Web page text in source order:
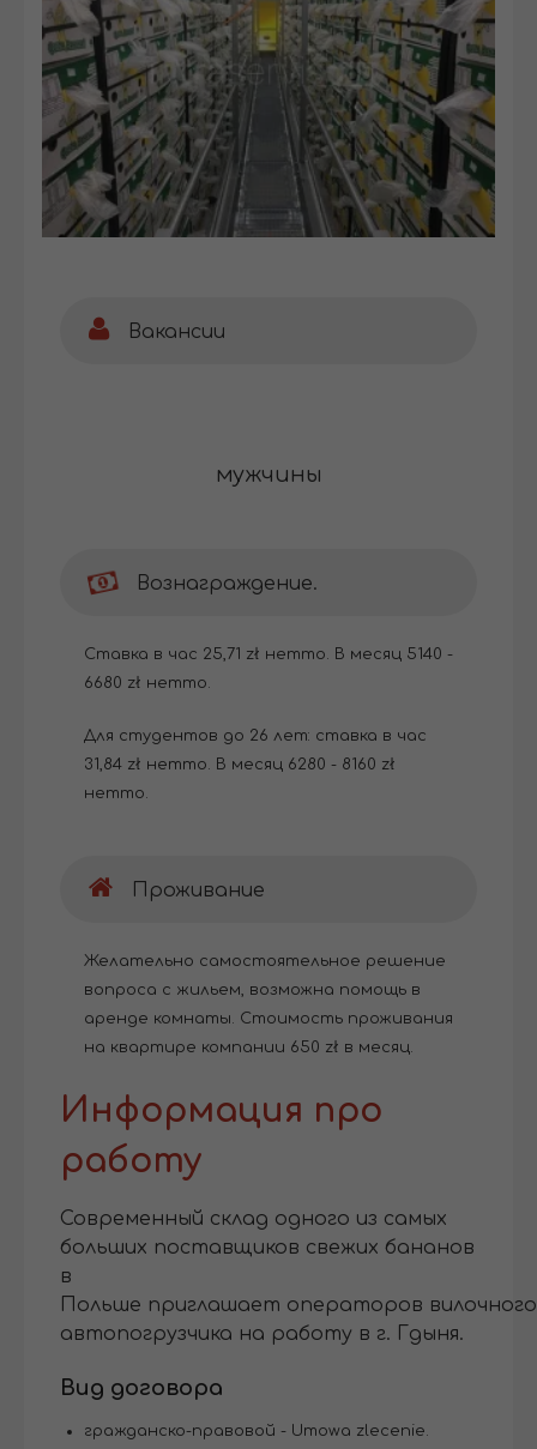
Вакансии
мужчины
Вознаграждение.
Cтавка в час 25,71 zł нетто. В месяц 5140 -
6680 zł нетто.
Для студентов до 26 лет: ставка в час
31,84 zł нетто. В месяц 6280 - 8160 zł
нетто.
Проживание
Желательно самостоятельное решение
вопроса с жильем, возможна помощь в
аренде комнаты. Cтоимость проживания
на квартире компании 650 zł в месяц.
Информация про
работу
Современный склад одного из самых
больших поставщиков свежих бананов
в
Польше приглашает операторов вилочного
автопогрузчика на работу в г. Гдыня.
Вид договора
гражданско-правовой - Umowa zlecenie.